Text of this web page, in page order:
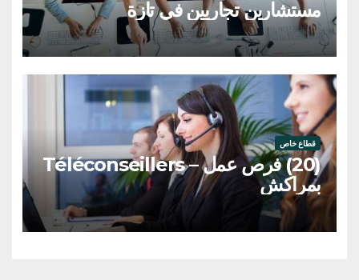
مستشارين تجاريين في تازة
قطاع خاص
(20) فرص عمل – Téléconseillers
بمراكش